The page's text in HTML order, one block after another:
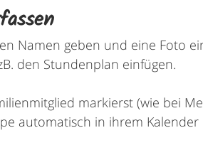
Namen geben und eine Foto
den Stundenplan einfügen.
markierst (wie bei
automatisch in ihrem Kalender